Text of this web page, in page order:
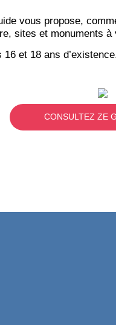
vous propose,
sites et monuments
et 18 ans
CONSULTEZ ZE